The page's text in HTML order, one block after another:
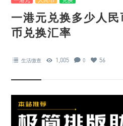
一港元兑换多少人
币兑换汇率
生活缴查 1,005 0 56